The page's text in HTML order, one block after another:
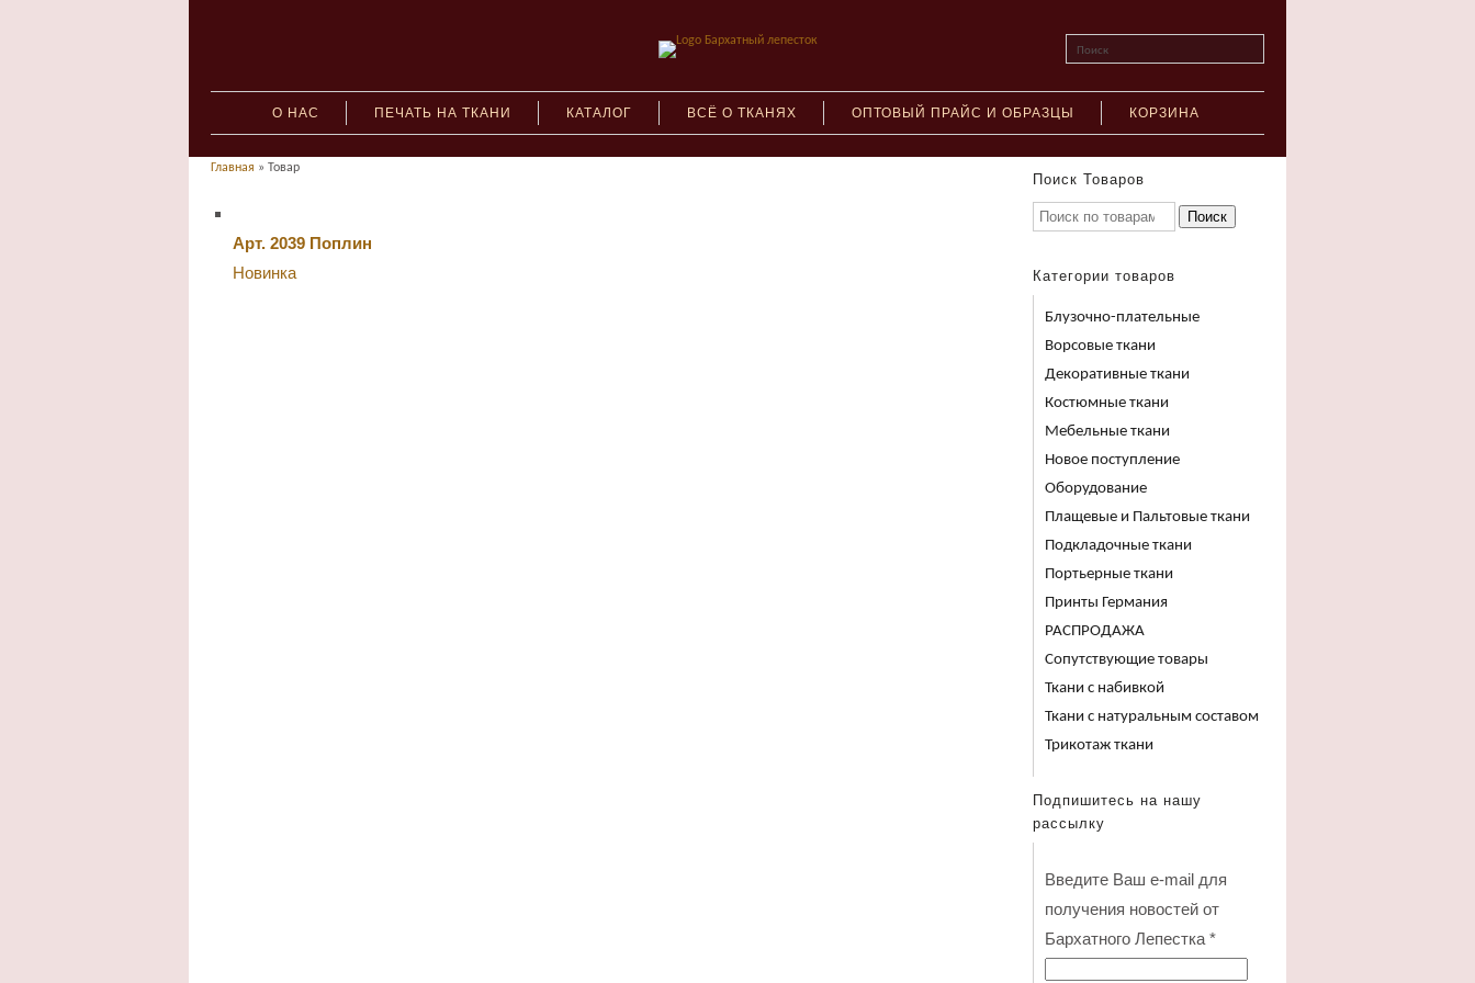
Поиск
О НАС ПЕЧАТЬ НА ТКАНИ КАТАЛОГ ВСЁ О ТКАНЯХ ОПТОВЫЙ ПРАЙС И ОБРАЗЦЫ КОРЗИНА
Главная » Товар
Арт. 2039 Поплин
Новинка
Поиск Товаров
Поиск
Категории товаров
Блузочно-плательные
Ворсовые ткани
Декоративные ткани
Костюмные ткани
Мебельные ткани
Новое поступление
Оборудование
Плащевые и Пальтовые ткани
Подкладочные ткани
Портьерные ткани
Принты Германия
РАСПРОДАЖА
Сопутствующие товары
Ткани с набивкой
Ткани с натуральным составом
Трикотаж ткани
Подпишитесь на нашу
рассылку
Введите Ваш e-mail для
получения новостей от
Бархатного Лепестка *